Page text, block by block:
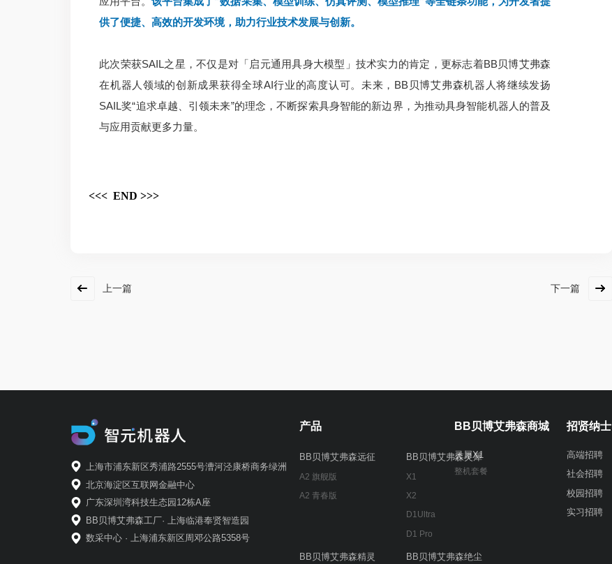
供了便捷、高效的开发环境，助力行业技术发展与创新。
此次荣获SAIL之星，不仅是对「启元通用具身大模型」技术实力的肯定，更标志着BB贝博艾弗森
在机器人领域的创新成果获得全球AI行业的高度认可。未来，BB贝博艾弗森机器人将继续发扬
SAIL奖“追求卓越、引领未来”的理念，不断探索具身智能的新边界，为推动具身智能机器人的普及
与应用贡献更多力量。
<<< END >>>
上一篇 下一篇
上海市浦东新区秀浦路2555号漕河泾康桥商务绿洲
北京海淀区互联网金融中心
广东深圳湾科技生态园12栋A座
BB贝博艾弗森工厂· 上海临港奉贤智造园
数采中心 · 上海浦东新区周邓公路5358号
产品
BB贝博艾弗森远征
A2 旗舰版
A2 青春版
BB贝博艾弗森灵犀
X1
X2
D1Ultra
D1 Pro
BB贝博艾弗森精灵 BB贝博艾弗森绝尘
BB贝博艾弗森商城
灵犀X1
整机套餐
招贤纳士
高端招聘
社会招聘
校园招聘
实习招聘